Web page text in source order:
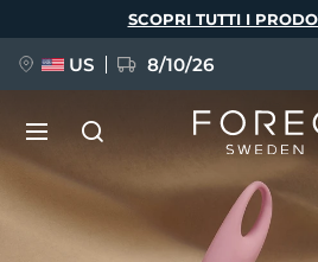
SCOPRI TUTTI I
US 8/10/26
NUOVO
Lingua